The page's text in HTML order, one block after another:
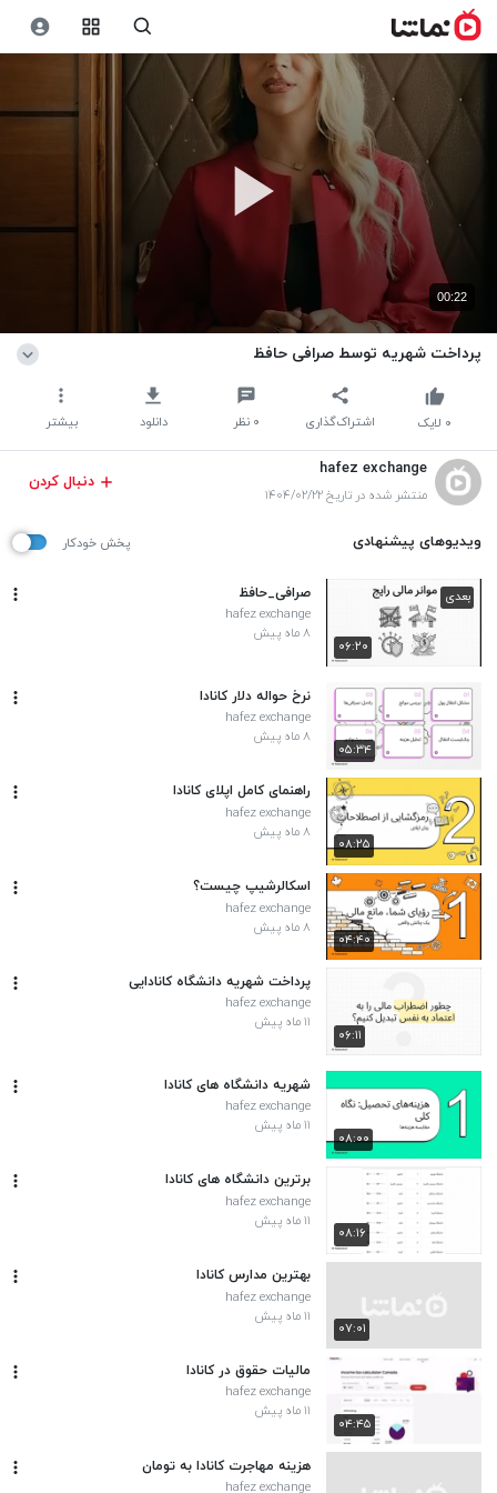
00:22
پرداخت شهریه توسط صرافی حافظ
اشتراک‌گذاری ۰ نظر دانلود بیشتر ۰ لایک
hafez exchange
منتشر شده در تاریخ ۱۴۰۴/۰۲/۲۲
دنبال کردن
ویدیوهای پیشنهادی پخش خودکار
۰۶:۲۰
بعدی صرافی_حافظ
hafez exchange
۸ ماه پیش
۰۵:۳۴
نرخ حواله دلار کانادا
hafez exchange
۸ ماه پیش
۰۸:۲۵
راهنمای کامل اپلای کانادا
hafez exchange
۸ ماه پیش
۰۴:۴۰
اسکالرشیپ چیست؟
hafez exchange
۸ ماه پیش
۰۶:۱۱
پرداخت شهریه دانشگاه کانادایی
hafez exchange
۱۱ ماه پیش
۰۸:۰۰
شهریه دانشگاه های کانادا
hafez exchange
۱۱ ماه پیش
۰۸:۱۶
برترین دانشگاه های کانادا
hafez exchange
۱۱ ماه پیش
۰۷:۰۱
بهترین مدارس کانادا
hafez exchange
۱۱ ماه پیش
۰۴:۴۵
مالیات حقوق در کانادا
hafez exchange
۱۱ ماه پیش
هزینه مهاجرت کانادا به تومان
hafez exchange